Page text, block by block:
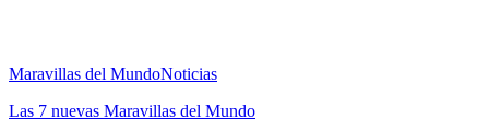
Maravillas del MundoNoticias
Las 7 nuevas Maravillas del Mundo